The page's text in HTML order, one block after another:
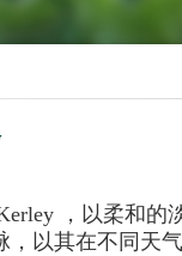
，以柔和的
，以其在不同天